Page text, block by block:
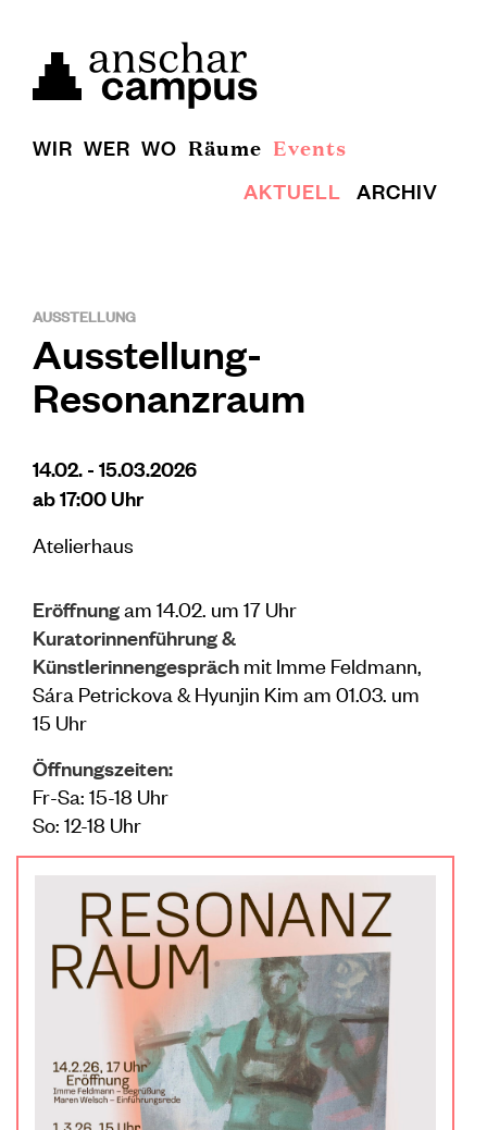
WIR WER WO Räume Events
AKTUELL ARCHIV
AUSSTELLUNG
Ausstellung-
Resonanzraum
14.02. - 15.03.2026
ab 17:00 Uhr
Atelierhaus
Eröffnungam 14.02. um 17 Uhr
Kuratorinnenführung &
Künstlerinnengespräch mit Imme Feldmann,
Sára Petrickova & Hyunjin Kim am 01.03. um
15 Uhr
Öffnungszeiten:
Fr-Sa: 15-18 Uhr
So: 12-18 Uhr